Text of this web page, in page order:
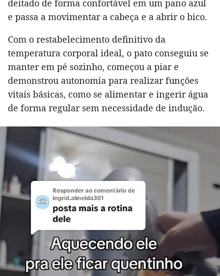
deitado de forma confortável em um pano azul
e passa a movimentar a cabeça e a abrir o bico.
Com o restabelecimento definitivo da
temperatura corporal ideal, o pato conseguiu se
manter em pé sozinho, começou a piar e
demonstrou autonomia para realizar funções
vitais básicas, como se alimentar e ingerir água
de forma regular sem necessidade de indução.